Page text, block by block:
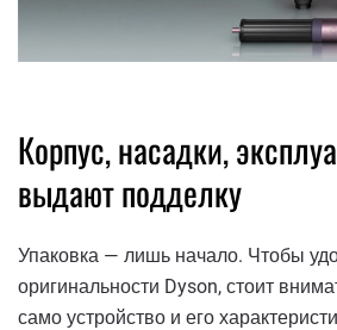
Корпус, насадки,
выдают подделку
Упаковка — лишь начало. Чтобы
оригинальности Dyson, стоит
само устройство и его